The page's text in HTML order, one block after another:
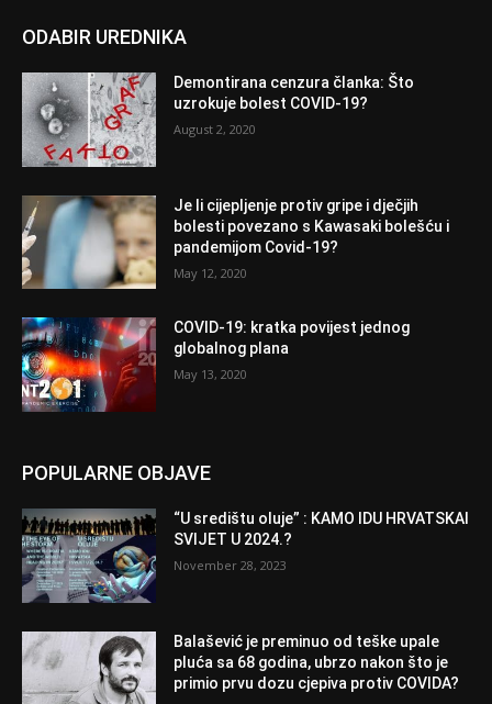
ODABIR UREDNIKA
Demontirana cenzura članka: Što
uzrokuje bolest COVID-19?
August 2, 2020
Je li cijepljenje protiv gripe i dječjih
bolesti povezano s Kawasaki bolešću i
pandemijom Covid-19?
May 12, 2020
COVID-19: kratka povijest jednog
globalnog plana
May 13, 2020
POPULARNE OBJAVE
“U središtu oluje” : KAMO IDU HRVATSKAI
SVIJET U 2024.?
November 28, 2023
Balašević je preminuo od teške upale
pluća sa 68 godina, ubrzo nakon što je
primio prvu dozu cjepiva protiv COVIDA?